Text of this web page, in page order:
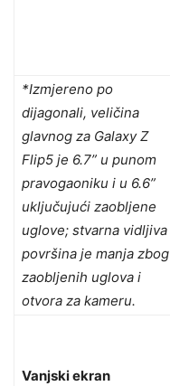
*Izmjereno po
dijagonali, veličina
glavnog za Galaxy Z
Flip5 je 6.7” u punom
pravogaoniku i u 6.6”
uključujući zaobljene
uglove; stvarna vidljiva
površina je manja zbog
zaobljenih uglova i
otvora za kameru.
Vanjski ekran